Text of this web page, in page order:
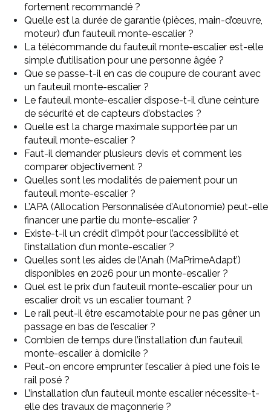
fortement recommandé ?
Quelle est la durée de garantie (pièces, main-d’œuvre,
moteur) d’un fauteuil monte-escalier ?
La télécommande du fauteuil monte-escalier est-elle
simple d’utilisation pour une personne âgée ?
Que se passe-t-il en cas de coupure de courant avec
un fauteuil monte-escalier ?
Le fauteuil monte-escalier dispose-t-il d’une ceinture
de sécurité et de capteurs d’obstacles ?
Quelle est la charge maximale supportée par un
fauteuil monte-escalier ?
Faut-il demander plusieurs devis et comment les
comparer objectivement ?
Quelles sont les modalités de paiement pour un
fauteuil monte-escalier ?
L’APA (Allocation Personnalisée d’Autonomie) peut-elle
financer une partie du monte-escalier ?
Existe-t-il un crédit d’impôt pour l’accessibilité et
l’installation d’un monte-escalier ?
Quelles sont les aides de l’Anah (MaPrimeAdapt’)
disponibles en 2026 pour un monte-escalier ?
Quel est le prix d’un fauteuil monte-escalier pour un
escalier droit vs un escalier tournant ?
Le rail peut-il être escamotable pour ne pas gêner un
passage en bas de l’escalier ?
Combien de temps dure l’installation d’un fauteuil
monte-escalier à domicile ?
Peut-on encore emprunter l’escalier à pied une fois le
rail posé ?
L’installation d’un fauteuil monte escalier nécessite-t-
elle des travaux de maçonnerie ?